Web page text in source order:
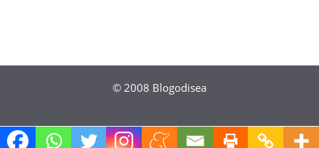
© 2008 Blogodisea